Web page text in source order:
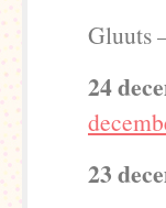
Gluuts
24
23